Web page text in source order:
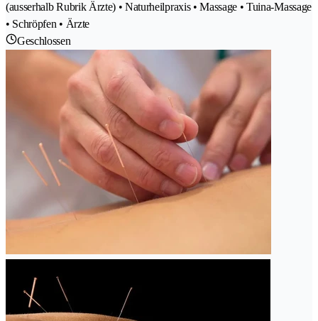
(ausserhalb Rubrik Ärzte) • Naturheilpraxis • Massage • Tuina-Massage
• Schröpfen • Ärzte
Geschlossen